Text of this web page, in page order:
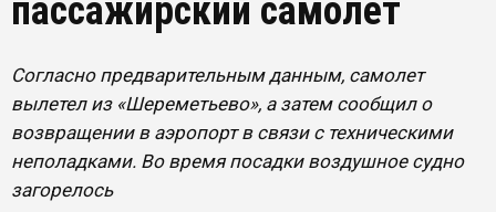
пассажирский самолет
Согласно предварительным данным, самолет
вылетел из «Шереметьево», а затем сообщил о
возвращении в аэропорт в связи с техническими
неполадками. Во время посадки воздушное судно
загорелось